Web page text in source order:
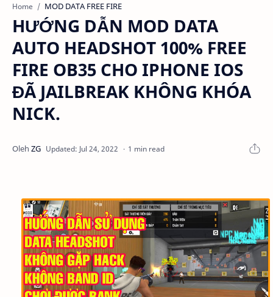
Home MOD DATA FREE FIRE
HƯỚNG DẪN MOD DATA
AUTO HEADSHOT 100% FREE
FIRE OB35 CHO IPHONE IOS
ĐÃ JAILBREAK KHÔNG KHÓA
NICK.
1 min read